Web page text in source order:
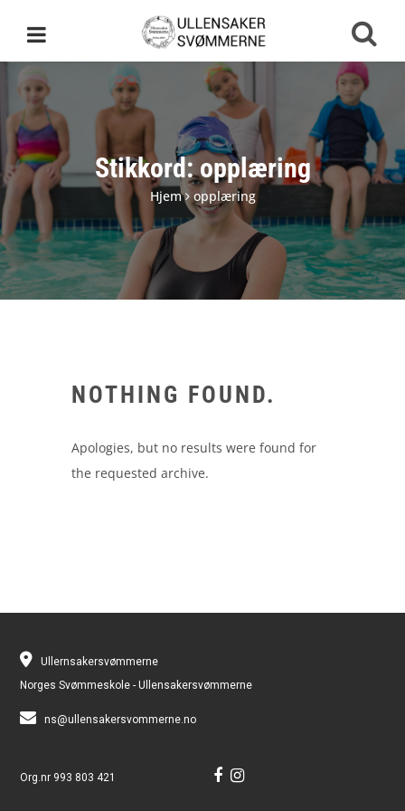
Stikkord:opplæring
Hjem opplæring
NOTHING FOUND.
Apologies, but no results were found for
the requested archive.
Ullernsakersvømmerne
Norges Svømmeskole - Ullensakersvømmerne
ns@ullensakersvommerne.no
Org.nr 993 803 421